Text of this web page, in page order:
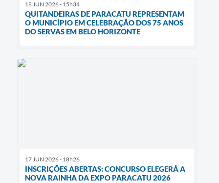
18 JUN 2026 - 15h34
QUITANDEIRAS DE PARACATU REPRESENTAM
O MUNICÍPIO EM CELEBRAÇÃO DOS 75 ANOS
DO SERVAS EM BELO HORIZONTE
17 JUN 2026 - 18h26
INSCRIÇÕES ABERTAS: CONCURSO ELEGERÁ A
NOVA RAINHA DA EXPO PARACATU 2026